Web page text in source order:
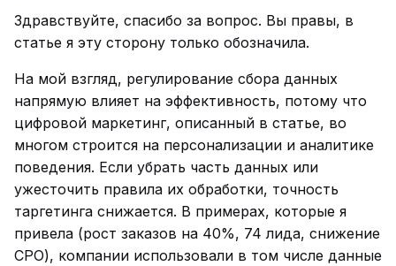
Здравствуйте, спасибо за вопрос. Вы правы, в
статье я эту сторону только обозначила.
На мой взгляд, регулирование сбора данных
напрямую влияет на эффективность, потому что
цифровой маркетинг, описанный в статье, во
многом строится на персонализации и аналитике
поведения. Если убрать часть данных или
ужесточить правила их обработки, точность
таргетинга снижается. В примерах, которые я
привела (рост заказов на 40%, 74 лида, снижение
CPO), компании использовали в том числе данные